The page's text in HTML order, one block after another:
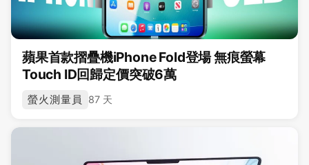
蘋果首款摺疊機iPhone Fold登場 無痕螢幕
Touch ID回歸定價突破6萬
螢火測量員 87 天